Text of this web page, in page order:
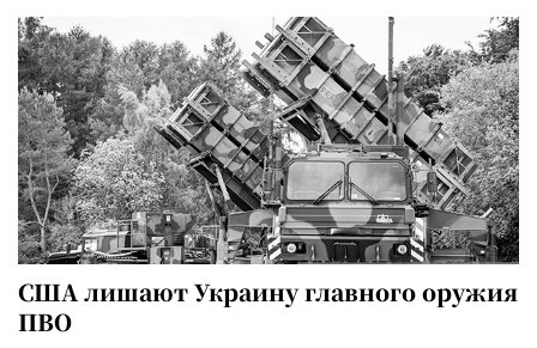
США лишают Украину главного оружия
ПВО